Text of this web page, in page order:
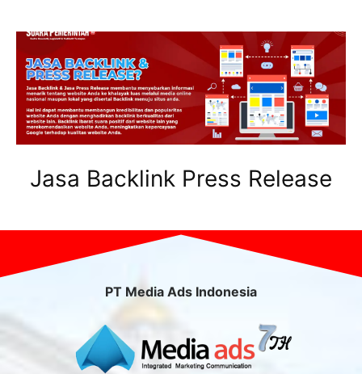
Jasa Backlink Press Release
PT Media Ads Indonesia